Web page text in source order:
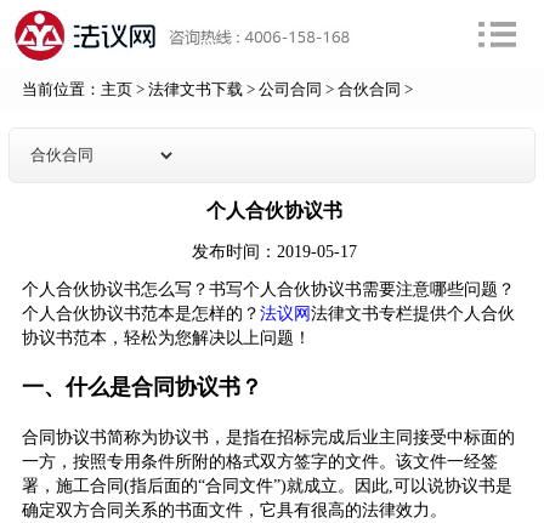
当前位置： 主页> 法律文书下载> 公司合同 > 合伙合同 >
个人合伙协议书
发布时间：2019-05-17
个人合伙协议书怎么写？书写个人合伙协议书需要注意哪些问题？
个人合伙协议书范本是怎样的？ 法议网法律文书专栏提供个人合伙
协议书范本，轻松为您解决以上问题！
一、什么是合同协议书？
合同协议书简称为协议书，是指在招标完成后业主同接受中标面的
一方，按照专用条件所附的格式双方签字的文件。该文件一经签
署，施工合同(指后面的“合同文件”)就成立。因此,可以说协议书是
确定双方合同关系的书面文件，它具有很高的法律效力。